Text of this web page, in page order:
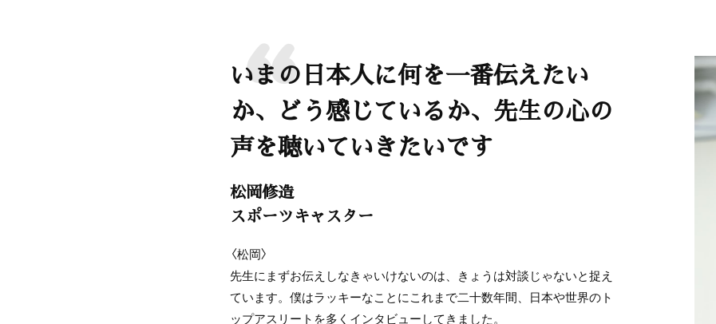
いまの日本人に何を一番伝えたい
か、どう感じているか、先生の心の
声を聴いていきたいです
松岡修造
スポーツキャスター
〈松岡〉
先生にまずお伝えしなきゃいけないのは、きょうは対談じゃないと捉え
ています。僕はラッキーなことにこれまで二十数年間、日本や世界のト
ップアスリートを多くインタビューしてきました。